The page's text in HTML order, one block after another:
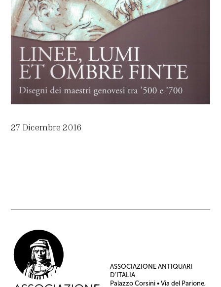
27 Dicembre 2016
ASSOCIAZIONE ANTIQUARI
D’ITALIA
Palazzo Corsini • Via del Parione,